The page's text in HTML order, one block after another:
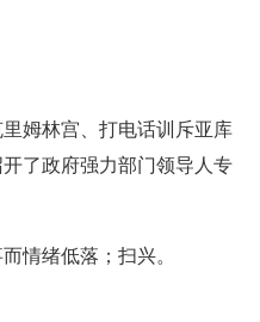
姆林宫、打电话训斥亚库
了政府强力部门领导人专
绪低落；扫兴。